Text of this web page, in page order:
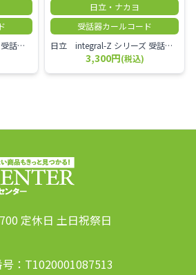
日立 integral-F シリーズ 受話器＋カールコード セット（白）／本商品は中古品となります。 写真では分かりにくいキズ・汚れなどの使用感があります。 経年変化で日焼けの色味が強くなる場合がございます。 予めご理解・ご了承頂きますようお願いいたします。
日立・ナカヨ
受話器カールコード
日立 integral-Z シリーズ 受話器＋カールコード セット（白）／本商品は中古品となります。 写真では分かりにくいキズ・汚れなどの使用感があります。 経年変化で日焼けの色味が強くなる場合がございます。 予めご理解・ご了承頂きますようお願いいたします。
3,300円(税込)
定休日 土日祝祭日
：T1020001087513